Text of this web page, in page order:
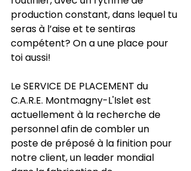
production constant, dans lequel tu
seras à l’aise et te sentiras
compétent? On a une place pour
toi aussi!
Le SERVICE DE PLACEMENT du
C.A.R.E. Montmagny-L'Islet est
actuellement à la recherche de
personnel afin de combler un
poste de préposé à la finition pour
notre client, un leader mondial